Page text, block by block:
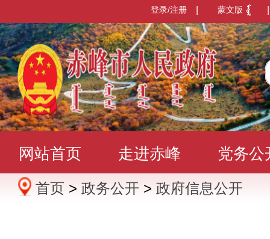
蒙文版
登录/注册
网站首页 走进赤峰 党务公
办事服务 政民互动 数据发
首页 > 政务公开 > 政府信息公开